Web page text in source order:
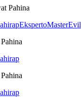
Pahina
EkspertoMasterEvil